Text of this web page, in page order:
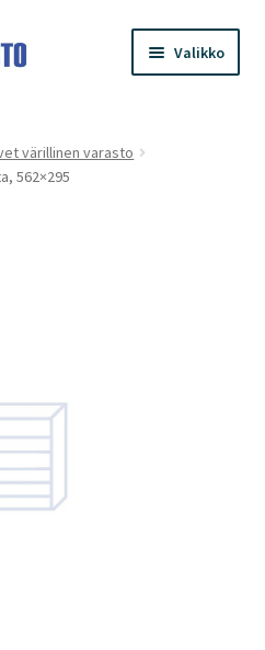
Valikko
värillinen varasto
562×295